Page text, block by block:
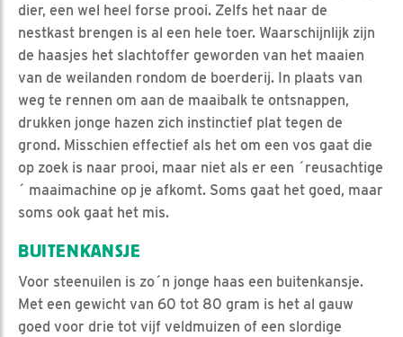
dier, een wel heel forse prooi. Zelfs het naar de
nestkast brengen is al een hele toer. Waarschijnlijk zijn
de haasjes het slachtoffer geworden van het maaien
van de weilanden rondom de boerderij. In plaats van
weg te rennen om aan de maaibalk te ontsnappen,
drukken jonge hazen zich instinctief plat tegen de
grond. Misschien effectief als het om een vos gaat die
op zoek is naar prooi, maar niet als er een ´reusachtige
´ maaimachine op je afkomt. Soms gaat het goed, maar
soms ook gaat het mis.
BUITENKANSJE
Voor steenuilen is zo´n jonge haas een buitenkansje.
Met een gewicht van 60 tot 80 gram is het al gauw
goed voor drie tot vijf veldmuizen of een slordige